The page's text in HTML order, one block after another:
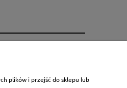
plików i przejść do sklepu lub